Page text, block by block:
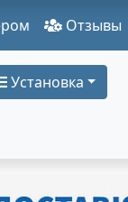
Отзывы
Установка